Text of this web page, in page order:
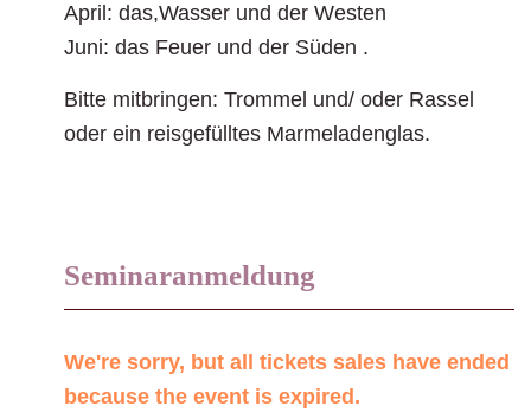
April: das,Wasser und der Westen
Juni: das Feuer und der Süden .
Bitte mitbringen: Trommel und/ oder Rassel
oder ein reisgefülltes Marmeladenglas.
Seminaranmeldung
We're sorry, but all tickets sales have ended
because the event is expired.